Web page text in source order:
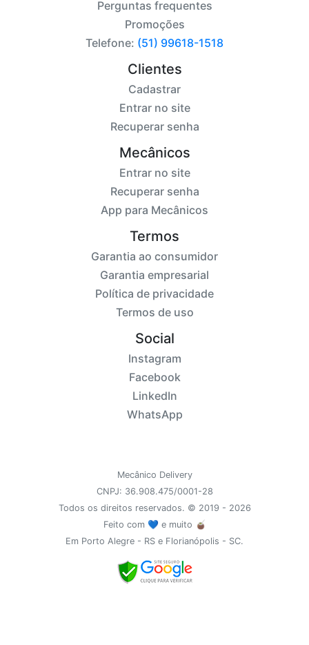
Perguntas frequentes
Promoções
Telefone: (51) 99618-1518
Clientes
Cadastrar
Entrar no site
Recuperar senha
Mecânicos
Entrar no site
Recuperar senha
App para Mecânicos
Termos
Garantia ao consumidor
Garantia empresarial
Política de privacidade
Termos de uso
Social
Instagram
Facebook
LinkedIn
WhatsApp
Mecânico Delivery
CNPJ: 36.908.475/0001-28
Todos os direitos reservados. © 2019 - 2026
Feito com 💙 e muito 🧉
Em Porto Alegre - RS e Florianópolis - SC.